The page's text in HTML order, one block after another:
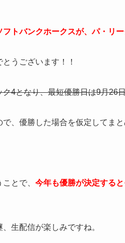
フトバンクホークスが、パ・リ
とうございます！！
ク4となり、最短優勝日は9月26
で、優勝した場合を仮定してまと
ことで、 今年も優勝が決定する
、生配信が楽しみですね。